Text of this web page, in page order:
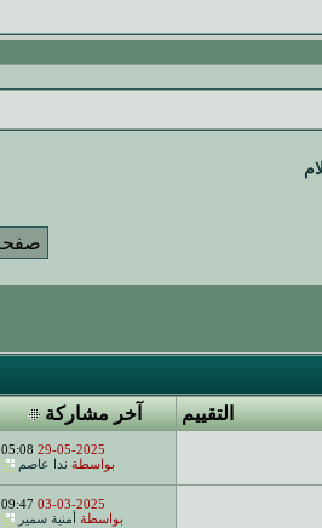
صفحة 1
التقييم
آخر مشاركة
29-05-2025
05:08
بواسطة ندا عاصم
03-03-2025
09:47
بواسطة
أمنية سمير